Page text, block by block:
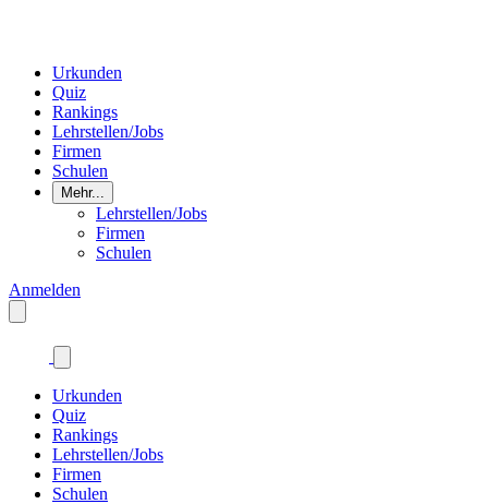
Urkunden
Quiz
Rankings
Lehrstellen/Jobs
Firmen
Schulen
Mehr...
Lehrstellen/Jobs
Firmen
Schulen
Anmelden
Urkunden
Quiz
Rankings
Lehrstellen/Jobs
Firmen
Schulen